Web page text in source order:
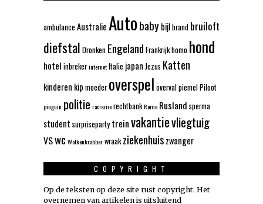
ambulance AustralieAutobabybijlbrand bruiloft
diefstal Dronken Engeland Frankrijkhomo hond
hotel inbrekerinternetItalie japan Jezus Katten
kinderen kip moeder overspel overvalpiemelPiloot
pinguin politie racismerechtbankRome Rusland sperma
student surpriseparty treinvakantievliegtuig
VSwc Wolkenkrabberwraak ziekenhuiszwanger
COPYRIGHT
Op de teksten op deze site rust copyright. Het
overnemen van artikelen is uitsluitend